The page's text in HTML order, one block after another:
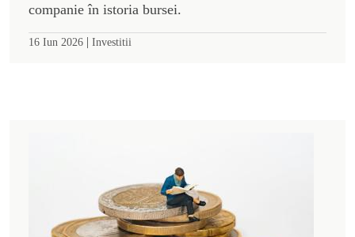
companie în istoria bursei.
16 Iun 2026 | Investitii